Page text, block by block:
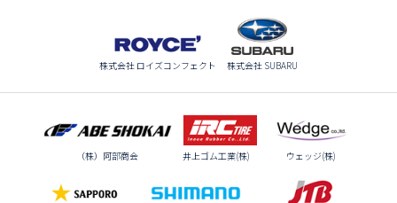
株式会社 ロイズコンフェクト 株式会社 SUBARU
（株）阿部商会 井上ゴム工業(株) ウェッジ(株)